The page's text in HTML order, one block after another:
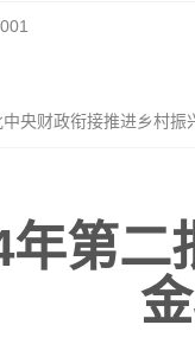
财政衔接推进乡村振
年第